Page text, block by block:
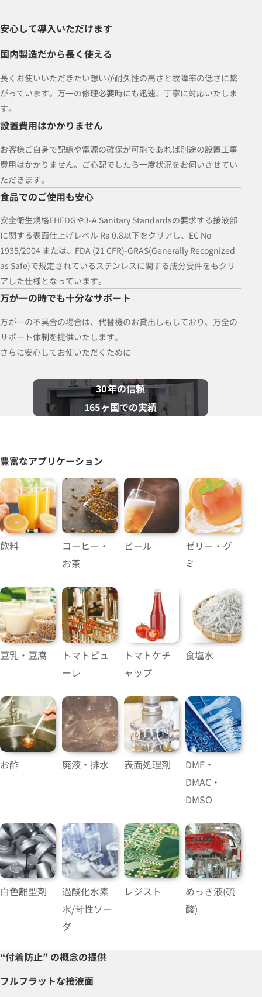
安心して導入いただけます
30年の信頼
165ヶ国での実績
国内製造だから長く使える
長くお使いいただきたい想いが耐久性の高さと故障率の低さに繋
がっています。万一の修理必要時にも迅速、丁寧に対応いたしま
す。
設置費用はかかりません
お客様ご自身で配線や電源の確保が可能であれば別途の設置工事
費用はかかりません。ご心配でしたら一度状況をお伺いさせてい
ただきます。
食品でのご使用も安心
安全衛生規格EHEDGや3-A Sanitary Standardsの要求する接液部
に関する表面仕上げレベル Ra 0.8以下をクリアし、EC No
1935/2004 または、FDA (21 CFR)-GRAS(Generally Recognized
as Safe)で規定されているステンレスに関する成分要件をもクリ
アした仕様となっています。
万が一の時でも十分なサポート
万が一の不具合の場合は、代替機のお貸出しもしており、万全の
サポート体制を提供いたします。
さらに安心してお使いただくために
豊富なアプリケーション
飲料
コーヒー・
お茶
ビール
ゼリー・グ
ミ
豆乳・豆腐
トマトピュ
ーレ
トマトケチ
ャップ
食塩水
お酢 廃液・排水 表面処理剤
DMF・
DMAC・
DMSO
白色離型剤
過酸化水素
水/苛性ソー
ダ
レジスト
めっき液(硫
酸)
“付着防止” の概念の提供
フルフラットな接液面